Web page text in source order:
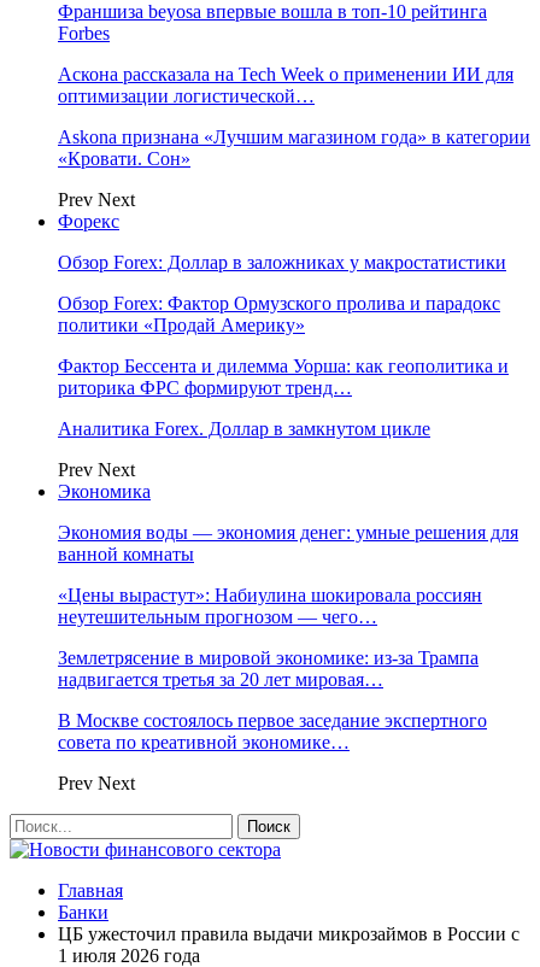
Франшиза beyosa впервые вошла в топ-10 рейтинга
Forbes
Аскона рассказала на Tech Week о применении ИИ для
оптимизации логистической…
Askona признана «Лучшим магазином года» в категории
«Кровати. Сон»
Prev Next
Форекс
Обзор Forex: Доллар в заложниках у макростатистики
Обзор Forex: Фактор Ормузского пролива и парадокс
политики «Продай Америку»
Фактор Бессента и дилемма Уорша: как геополитика и
риторика ФРС формируют тренд…
Аналитика Forex. Доллар в замкнутом цикле
Prev Next
Экономика
Экономия воды — экономия денег: умные решения для
ванной комнаты
«Цены вырастут»: Набиулина шокировала россиян
неутешительным прогнозом — чего…
Землетрясение в мировой экономике: из-за Трампа
надвигается третья за 20 лет мировая…
В Москве состоялось первое заседание экспертного
совета по креативной экономике…
Prev Next
Главная
Банки
ЦБ ужесточил правила выдачи микрозаймов в России с
1 июля 2026 года